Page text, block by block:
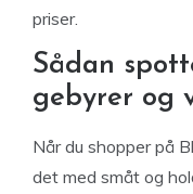
priser.
Sådan
gebyrer og
Når du shopper på
det med småt og